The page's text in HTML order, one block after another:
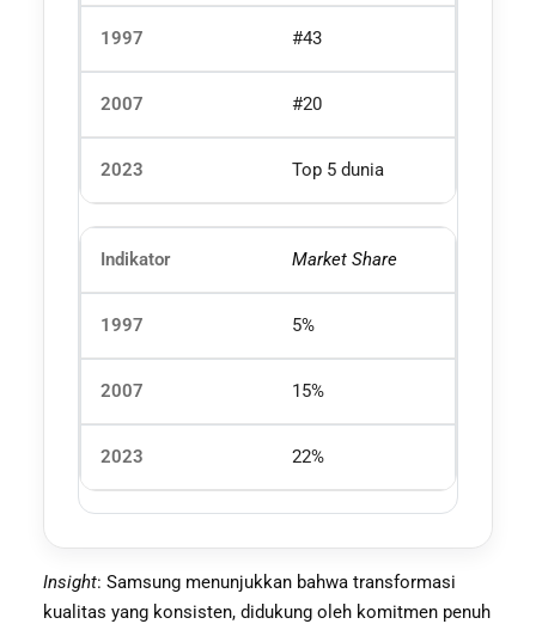
#43
#20
Top 5 dunia
Market Share
5%
15%
22%
Insight: Samsung menunjukkan bahwa transformasi
kualitas yang konsisten, didukung oleh komitmen penuh